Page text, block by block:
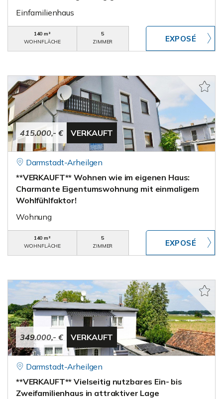
Einfamilienhaus
140 m²
WOHNFLÄCHE
5
ZIMMER
415.000,- € VERKAUFT
Darmstadt-Arheilgen
**VERKAUFT** Wohnen wie im eigenen Haus:
Charmante Eigentumswohnung mit einmaligem
Wohlfühlfaktor!
Wohnung
140 m²
WOHNFLÄCHE
5
ZIMMER
349.000,- € VERKAUFT
Darmstadt-Arheilgen
**VERKAUFT** Vielseitig nutzbares Ein- bis
Zweifamilienhaus in attraktiver Lage